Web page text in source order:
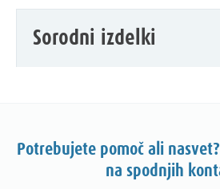
Sorodni izdelki
Potrebujete pomoč ali
na spodnjih